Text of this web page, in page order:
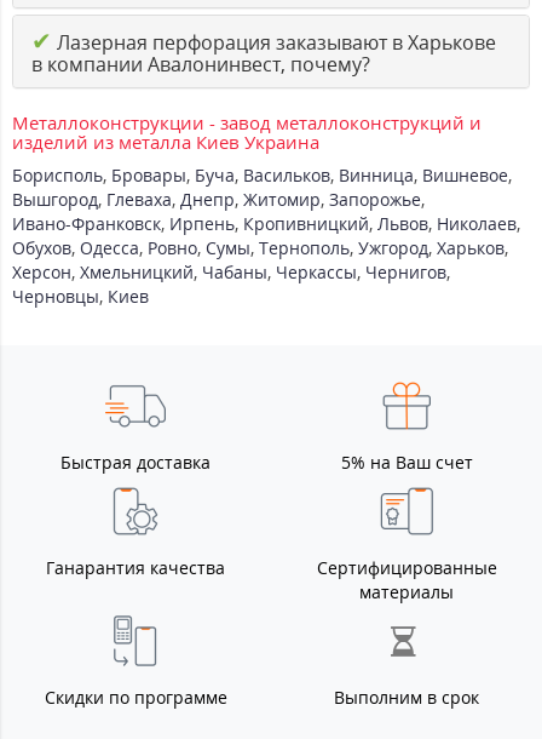
✔ Лазерная перфорация заказывают в Харькове
в компании Авалонинвест, почему?
Металлоконструкции - завод металлоконструкций и
изделий из металла Киев Украина
Борисполь, Бровары, Буча, Васильков, Винница, Вишневое,
Вышгород, Глеваха, Днепр, Житомир, Запорожье,
Ивано-Франковск, Ирпень, Кропивницкий, Львов, Николаев,
Обухов, Одесса, Ровно, Сумы, Тернополь, Ужгород, Харьков,
Херсон, Хмельницкий, Чабаны, Черкассы, Чернигов,
Черновцы, Киев
Быстрая доставка 5% на Ваш счет
Ганарантия качества
Сертифицированные
материалы
Скидки по программе Выполним в срок